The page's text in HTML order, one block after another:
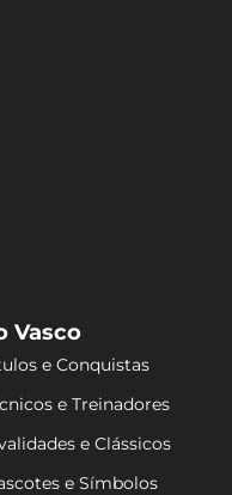
Vasco
e Conquistas
e Treinadores
e Clássicos
e Símbolos